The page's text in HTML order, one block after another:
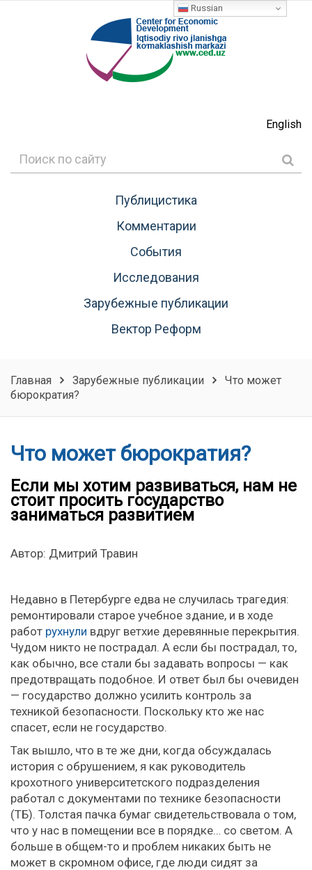
English
Публицистика
Комментарии
События
Исследования
Зарубежные публикации
Вектор Реформ
Главная Зарубежные публикации
Что может
бюрократия?
Что может бюрократия?
Если мы хотим развиваться, нам не
стоит просить государство
заниматься развитием
Автор: Дмитрий Травин
Недавно в Петербурге едва не случилась трагедия:
ремонтировали старое учебное здание, и в ходе
работ рухнули вдруг ветхие деревянные перекрытия.
Чудом никто не пострадал. А если бы пострадал, то,
как обычно, все стали бы задавать вопросы — как
предотвращать подобное. И ответ был бы очевиден
— государство должно усилить контроль за
техникой безопасности. Поскольку кто же нас
спасет, если не государство.
Так вышло, что в те же дни, когда обсуждалась
история с обрушением, я как руководитель
крохотного университетского подразделения
работал с документами по технике безопасности
(ТБ). Толстая пачка бумаг свидетельствовала о том,
что у нас в помещении все в порядке… со светом. А
больше в общем-то и проблем никаких быть не
может в скромном офисе, где люди сидят за
Russian